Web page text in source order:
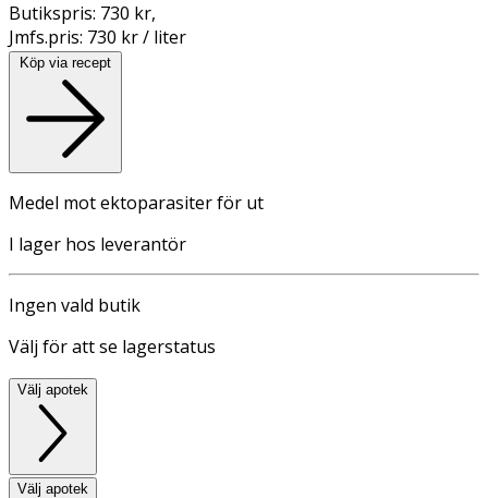
Butikspris: 730 kr,
Jmfs.pris: 730 kr / liter
Köp via recept
Medel mot ektoparasiter för ut
I lager hos leverantör
Ingen vald butik
Välj för att se lagerstatus
Välj apotek
Välj apotek